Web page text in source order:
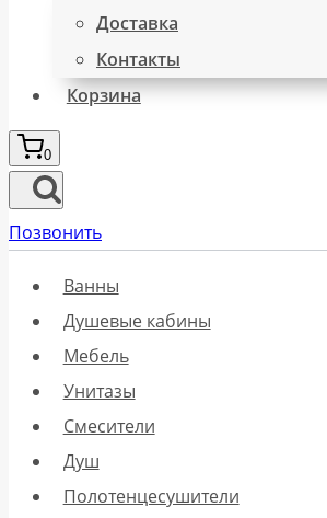
Доставка
Контакты
Корзина
0
Позвонить
Ванны
Душевые кабины
Мебель
Унитазы
Смесители
Душ
Полотенцесушители